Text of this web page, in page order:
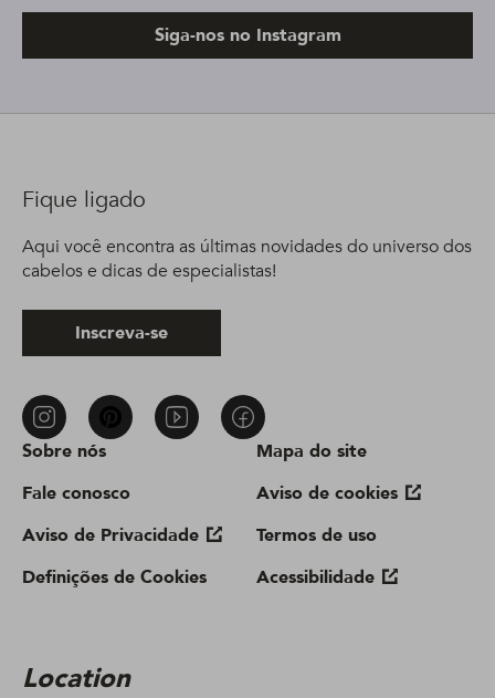
Siga-nos no Instagram
Sobre nós
Fale conosco
Aviso de Privacidade
Definições de Cookies
Mapa do site
Aviso de cookies
Termos de uso
Acessibilidade
Location
Fique ligado
Aqui você encontra as últimas novidades do universo dos
cabelos e dicas de especialistas!
Inscreva-se